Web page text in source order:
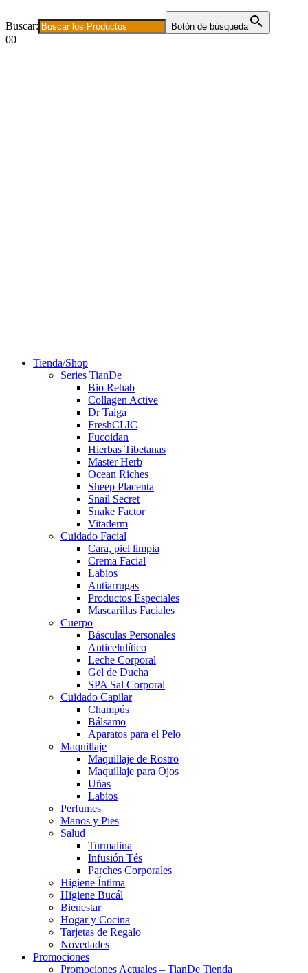
Buscar: Botón de búsqueda
00
Tienda/Shop
Series TianDe
Bio Rehab
Collagen Active
Dr Taiga
FreshCLIC
Fucoidan
Hierbas Tibetanas
Master Herb
Ocean Riches
Sheep Placenta
Snail Secret
Snake Factor
Vitaderm
Cuidado Facial
Cara, piel limpia
Crema Facial
Labios
Antiarrugas
Productos Especiales
Mascarillas Faciales
Cuerpo
Básculas Personales
Anticelulítico
Leche Corporal
Gel de Ducha
SPA Sal Corporal
Cuidado Capilar
Champús
Bálsamo
Aparatos para el Pelo
Maquillaje
Maquillaje de Rostro
Maquillaje para Ojos
Uñas
Labios
Perfumes
Manos y Pies
Salud
Turmalina
Infusión Tés
Parches Corporales
Higiene Íntima
Higiene Bucál
Bienestar
Hogar y Cocina
Tarjetas de Regalo
Novedades
Promociones
Promociones Actuales – TianDe Tienda